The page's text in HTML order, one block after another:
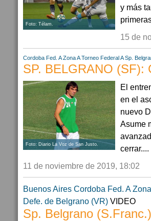
Foto: Télam.
y más
15 de
Cordoba Fed. A Zona A Torneo Federal A Sp.
SP. BELGRANO (SF):
Foto: Diario La Voz de San Justo.
El
en el
nuevo
Asume
cerrar....
11 de noviembre de 2019, 18:02
Buenos Aires Cordoba Fed. A
Defe. de Belgrano (VR) VIDEO
Sp. Belgrano